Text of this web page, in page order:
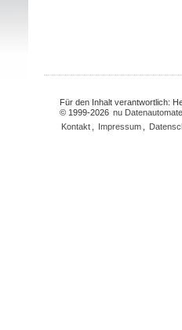
Für den Inhalt verantwortlich:
© 1999-2026 nu
Kontakt
Impressum